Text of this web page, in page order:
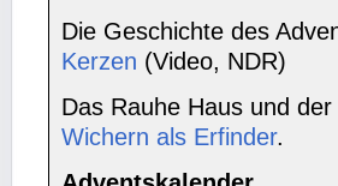
Die Geschichte des
Kerzen (Video, NDR)
Das Rauhe Haus und
Wichern als Erfinder.